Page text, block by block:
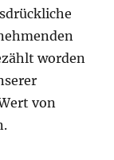
worden
von